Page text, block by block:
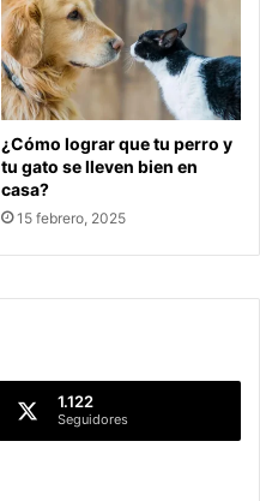
¿Cómo lograr que tu perro y
tu gato se lleven bien en
casa?
15 febrero, 2025
1.122
Seguidores